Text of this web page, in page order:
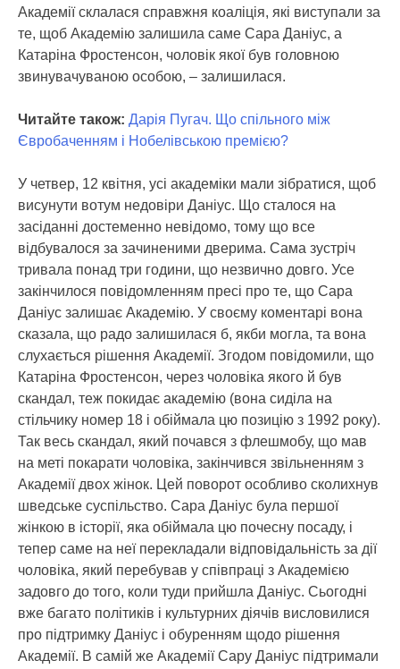
Академії склалася справжня коаліція, які виступали за
те, щоб Академію залишила саме Сара Даніус, а
Катаріна Фростенсон, чоловік якої був головною
звинувачуваною особою, – залишилася.
Читайте також: Дарія Пугач. Що спільного між
Євробаченням і Нобелівською премією?
У четвер, 12 квітня, усі академіки мали зібратися, щоб
висунути вотум недовіри Даніус. Що сталося на
засіданні достеменно невідомо, тому що все
відбувалося за зачиненими дверима. Сама зустріч
тривала понад три години, що незвично довго. Усе
закінчилося повідомленням пресі про те, що Сара
Даніус залишає Академію. У своєму коментарі вона
сказала, що радо залишилася б, якби могла, та вона
слухається рішення Академії. Згодом повідомили, що
Катаріна Фростенсон, через чоловіка якого й був
скандал, теж покидає академію (вона сиділа на
стільчику номер 18 і обіймала цю позицію з 1992 року).
Так весь скандал, який почався з флешмобу, що мав
на меті покарати чоловіка, закінчився звільненням з
Академії двох жінок. Цей поворот особливо сколихнув
шведське суспільство. Сара Даніус була першої
жінкою в історії, яка обіймала цю почесну посаду, і
тепер саме на неї перекладали відповідальність за дії
чоловіка, який перебував у співпраці з Академією
задовго до того, коли туди прийшла Даніус. Сьогодні
вже багато політиків і культурних діячів висловилися
про підтримку Даніус і обуренням щодо рішення
Академії. В самій же Академії Сару Даніус підтримали